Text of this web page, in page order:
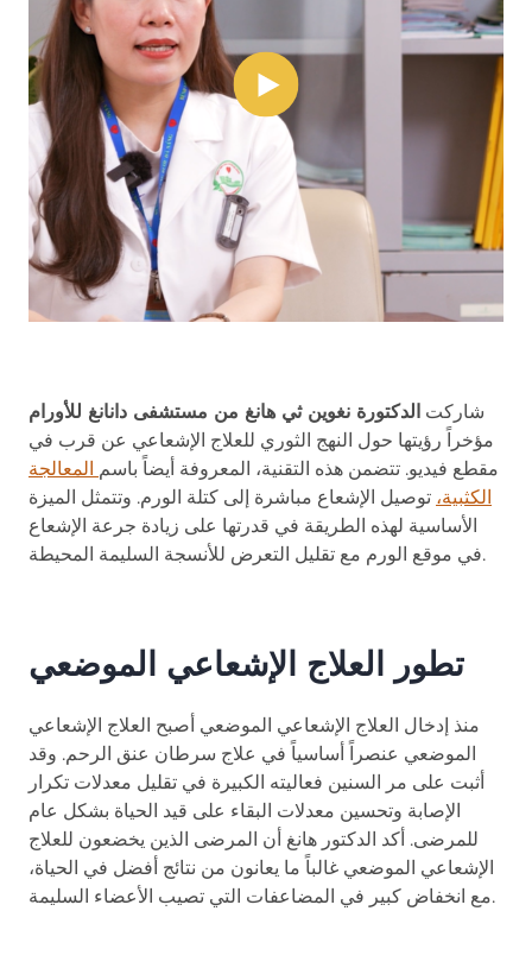
شاركت الدكتورة نغوين ثي هانغ من مستشفى دانانغ للأورام
مؤخراً رؤيتها حول النهج الثوري للعلاج الإشعاعي عن قرب في
مقطع فيديو. تتضمن هذه التقنية، المعروفة أيضاً باسم المعالجة
الكثبية، توصيل الإشعاع مباشرة إلى كتلة الورم. وتتمثل الميزة
الأساسية لهذه الطريقة في قدرتها على زيادة جرعة الإشعاع
في موقع الورم مع تقليل التعرض للأنسجة السليمة المحيطة.
تطور العلاج الإشعاعي الموضعي
منذ إدخال العلاج الإشعاعي الموضعي أصبح العلاج الإشعاعي
الموضعي عنصراً أساسياً في علاج سرطان عنق الرحم. وقد
أثبت على مر السنين فعاليته الكبيرة في تقليل معدلات تكرار
الإصابة وتحسين معدلات البقاء على قيد الحياة بشكل عام
للمرضى. أكد الدكتور هانغ أن المرضى الذين يخضعون للعلاج
الإشعاعي الموضعي غالباً ما يعانون من نتائج أفضل في الحياة،
مع انخفاض كبير في المضاعفات التي تصيب الأعضاء السليمة.